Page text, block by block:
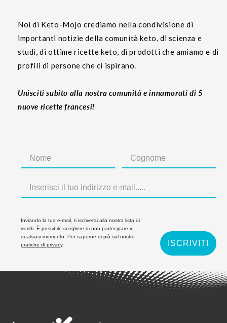
Noi di Keto-Mojo crediamo nella condivisione di
importanti notizie della comunità keto, di scienza e
studi, di ottime ricette keto, di prodotti che amiamo e di
profili di persone che ci ispirano.
Unisciti subito alla nostra comunità e innamorati di 5
nuove ricette francesi!
Inviando la tua e-mail, ti iscriverai alla nostra lista di
iscritti. È possibile scegliere di non partecipare in
qualsiasi momento. Per saperne di più sul nostro
pratiche di privacy. ISCRIVITI